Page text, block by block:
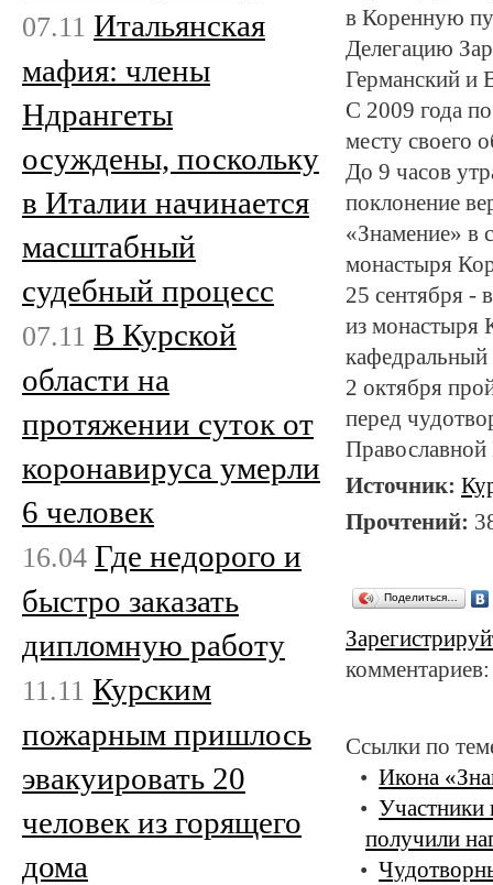
в Коренную
Делегацию
Германский и
С 2009 года
месту своего
До 9 часов
поклонение
«Знамение» в
монастыря
25 сентября -
из монастыря
кафедральный
2 октября
перед
Православной
Источник:
Прочтений:
Поделиться…
Ссылки по
Икона
Участники
получили
07.11 Итальянская
мафия: члены
Ндрангеты
осуждены, поскольку
в Италии начинается
масштабный
судебный процесс
07.11 В Курской
области на
протяжении суток от
коронавируса умерли
6 человек
16.04 Где недорого и
быстро заказать
дипломную работу
11.11 Курским
пожарным пришлось
эвакуировать 20
человек из горящего
дома